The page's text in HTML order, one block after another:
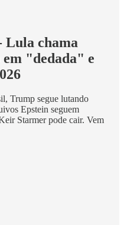
Lula chama
"dedada" e
Trump segue lutando
Epstein seguem
Starmer pode cair. Vem